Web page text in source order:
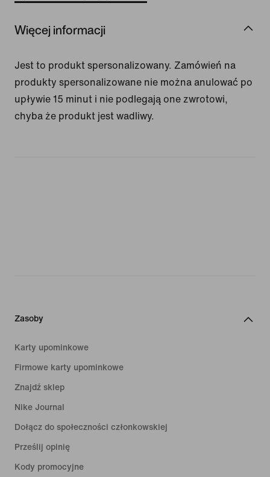
Więcej informacji
Jest to produkt spersonalizowany. Zamówień na
produkty spersonalizowane nie można anulować po
upływie 15 minut i nie podlegają one zwrotowi,
chyba że produkt jest wadliwy.
Zasoby
Karty upominkowe
Firmowe karty upominkowe
Znajdź sklep
Nike Journal
Dołącz do społeczności członkowskiej
Prześlij opinię
Kody promocyjne